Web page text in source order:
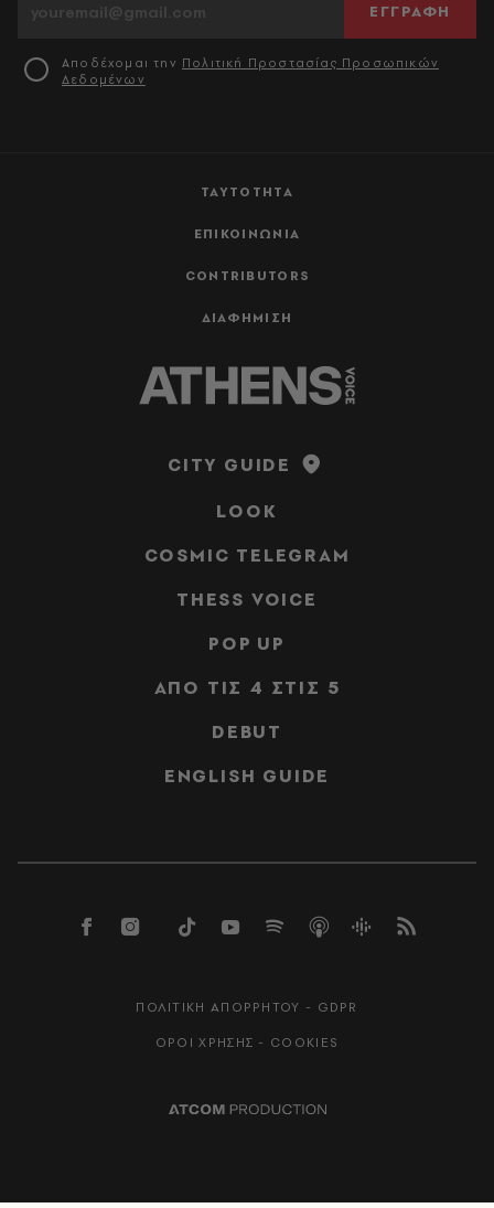
ΤΑΥΤΟΤΗΤΑ
ΕΠΙΚΟΙΝΩΝΙΑ
CONTRIBUTORS
ΔΙΑΦΗΜΙΣΗ
ΕΓΓΡΑΦΗ
Αποδέχομαι την Πολιτική Προστασίας Προσωπικών
Δεδομένων
CITY GUIDE
LOOK
COSMIC TELEGRAM
THESS VOICE
POP UP
ΑΠΟ ΤΙΣ 4 ΣΤΙΣ 5
DEBUT
ENGLISH GUIDE
ΠΟΛΙΤΙΚΗ ΑΠΟΡΡΗΤΟΥ - GDPR
ΟΡΟΙ ΧΡΗΣΗΣ - COOKIES